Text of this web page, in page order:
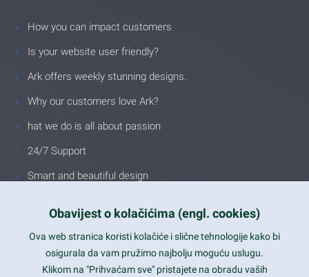
How you can impact customers
Is your website user friendly?
Ark offers weekly stunning designs.
Why our customers love Ark?
hat we do is all about passion
24/7 Support
Smart and beautiful design
Latest trends and much more...
Obavijest o kolačićima (engl. cookies)
Ova web stranica koristi kolačiće i slične tehnologije kako bi
osigurala da vam pružimo najbolju moguću uslugu.
Klikom na "Prihvaćam sve" pristajete na obradu vaših